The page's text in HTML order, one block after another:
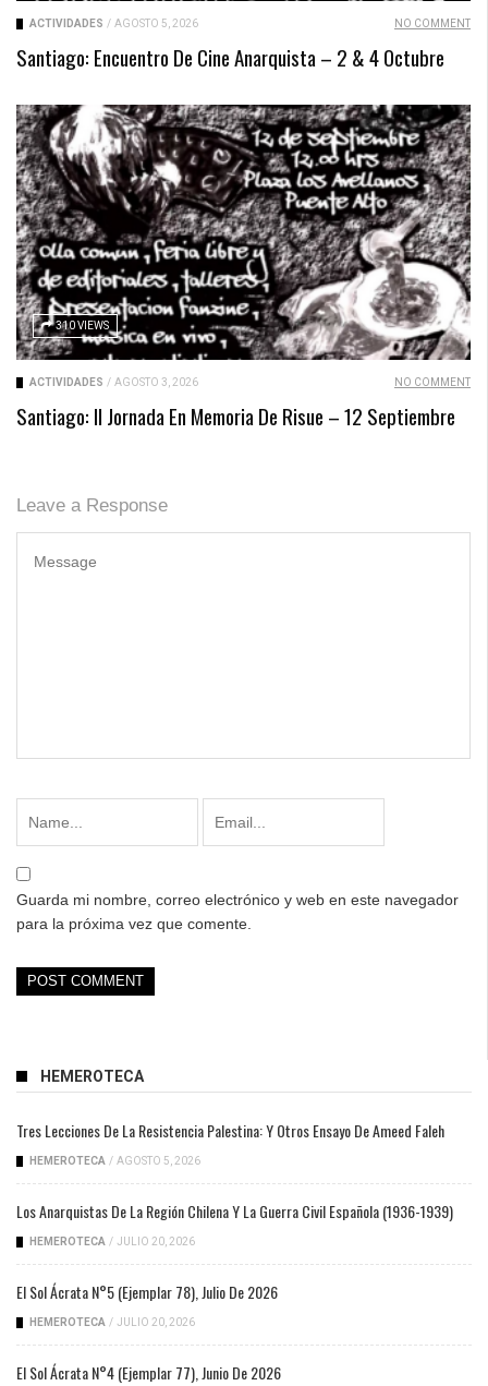
ACTIVIDADES / AGOSTO 5, 2026 NO COMMENT
Santiago: Encuentro De Cine Anarquista – 2 & 4 Octubre
310 VIEWS
ACTIVIDADES / AGOSTO 3, 2026 NO COMMENT
Santiago: II Jornada En Memoria De Risue – 12 Septiembre
Leave a Response
Guarda mi nombre, correo electrónico y web en este navegador
para la próxima vez que comente.
HEMEROTECA
Tres Lecciones De La Resistencia Palestina: Y Otros Ensayo De Ameed Faleh
HEMEROTECA / AGOSTO 5, 2026
Los Anarquistas De La Región Chilena Y La Guerra Civil Española (1936-1939)
HEMEROTECA / JULIO 20, 2026
El Sol Ácrata N°5 (ejemplar 78), Julio De 2026
HEMEROTECA / JULIO 20, 2026
El Sol Ácrata N°4 (ejemplar 77), Junio De 2026